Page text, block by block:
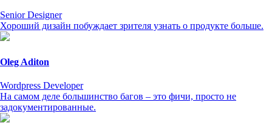
Senior Designer
Хороший дизайн побуждает зрителя узнать о продукте больше.
Oleg Aditon
Wordpress Developer
На самом деле большинство багов – это фичи, просто не
задокументированные.